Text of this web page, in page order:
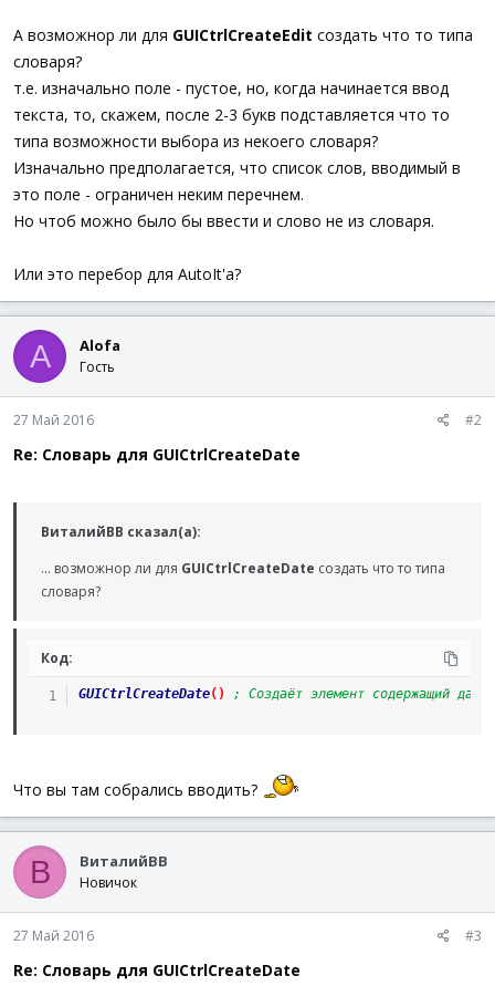
А возможнор ли для GUICtrlCreateEdit создать что то типа
словаря?
т.е. изначально поле - пустое, но, когда начинается ввод
текста, то, скажем, после 2-3 букв подставляется что то
типа возможности выбора из некоего словаря?
Изначально предполагается, что список слов, вводимый в
это поле - ограничен неким перечнем.
Но чтоб можно было бы ввести и слово не из словаря.
Или это перебор для AutoIt'а?
A Alofa
Гость
27 Май 2016 #2
Re: Словарь для GUICtrlCreateDate
ВиталийВВ сказал(а):
... возможнор ли для GUICtrlCreateDate создать что то типа
словаря?
Код:
GUICtrlCreateDate( ) ; Создаёт элемент содержащий
Что вы там собрались вводить?
В ВиталийВВ
Новичок
27 Май 2016 #3
Re: Словарь для GUICtrlCreateDate